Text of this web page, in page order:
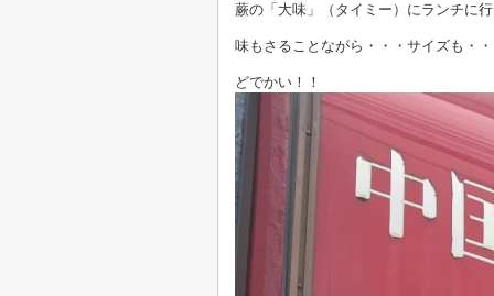
蕨の「大味」（タイミー）にランチに
味もさることながら・・・サイズも・
どでかい！！